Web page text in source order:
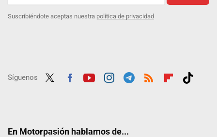
Suscribiéndote aceptas nuestra política de privacidad
Síguenos
En Motorpasión hablamos de...